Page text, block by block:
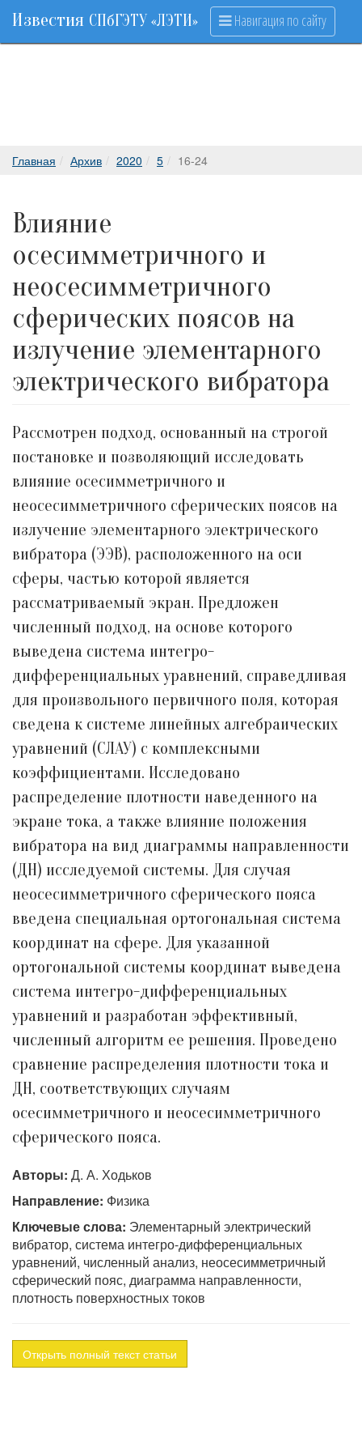
Известия СПбГЭТУ «ЛЭТИ» Навигация по сайту
Главная Архив 2020 5 16-24
Влияние
осесимметричного и
неосесимметричного
сферических поясов на
излучение элементарного
электрического вибратора
Рассмотрен подход, основанный на строгой
постановке и позволяющий исследовать
влияние осесимметричного и
неосесимметричного сферических поясов на
излучение элементарного электрического
вибратора (ЭЭВ), расположенного на оси
сферы, частью которой является
рассматриваемый экран. Предложен
численный подход, на основе которого
выведена система интегро-
дифференциальных уравнений, справедливая
для произвольного первичного поля, которая
сведена к системе линейных алгебраических
уравнений (СЛАУ) с комплексными
коэффициентами. Исследовано
распределение плотности наведенного на
экране тока, а также влияние положения
вибратора на вид диаграммы направленности
(ДН) исследуемой системы. Для случая
неосесимметричного сферического пояса
введена специальная ортогональная система
координат на сфере. Для указанной
ортогональной системы координат выведена
система интегро-дифференциальных
уравнений и разработан эффективный,
численный алгоритм ее решения. Проведено
сравнение распределения плотности тока и
ДН, соответствующих случаям
осесимметричного и неосесимметричного
сферического пояса.
Авторы: Д. А. Ходьков
Направление: Физика
Ключевые слова: Элементарный электрический
вибратор, система интегро-дифференциальных
уравнений, численный анализ, неосесимметричный
сферический пояс, диаграмма направленности,
плотность поверхностных токов
Открыть полный текст статьи